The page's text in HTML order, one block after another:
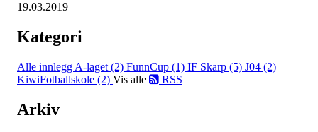
19.03.2019
Kategori
Alle innlegg A-laget (2) FunnCup (1) IF Skarp (5) J04 (2)
KiwiFotballskole (2) Vis alle RSS
Arkiv